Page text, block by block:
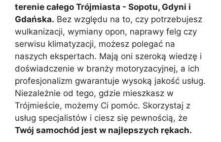
terenie całego Trójmiasta - Sopotu, Gdyni i
Gdańska. Bez względu na to, czy potrzebujesz
wulkanizacji, wymiany opon, naprawy felg czy
serwisu klimatyzacji, możesz polegać na
naszych ekspertach. Mają oni szeroką wiedzę i
doświadczenie w branży motoryzacyjnej, a ich
profesjonalizm gwarantuje wysoką jakość usług.
Niezależnie od tego, gdzie mieszkasz w
Trójmieście, możemy Ci pomóc. Skorzystaj z
usług specjalistów i ciesz się pewnością, że
Twój samochód jest w najlepszych rękach.